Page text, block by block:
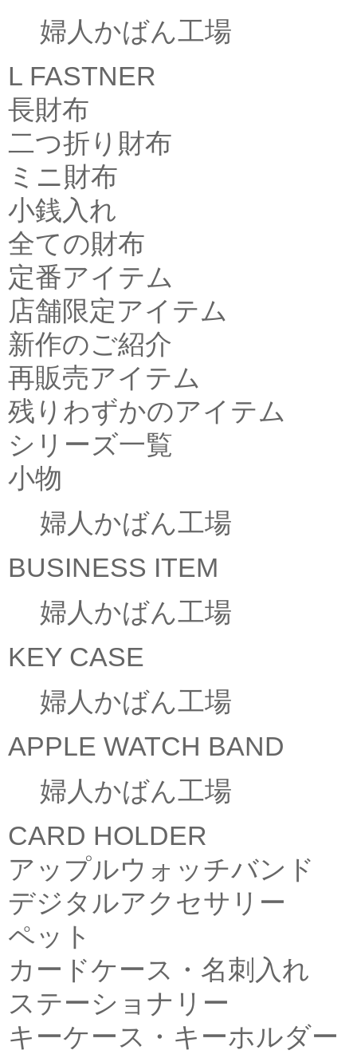
婦人かばん工場
L FASTNER
長財布
二つ折り財布
ミニ財布
小銭入れ
全ての財布
定番アイテム
店舗限定アイテム
新作のご紹介
再販売アイテム
残りわずかのアイテム
シリーズ一覧
小物
婦人かばん工場
BUSINESS ITEM
婦人かばん工場
KEY CASE
婦人かばん工場
APPLE WATCH BAND
婦人かばん工場
CARD HOLDER
アップルウォッチバンド
デジタルアクセサリー
ペット
カードケース・名刺入れ
ステーショナリー
キーケース・キーホルダー